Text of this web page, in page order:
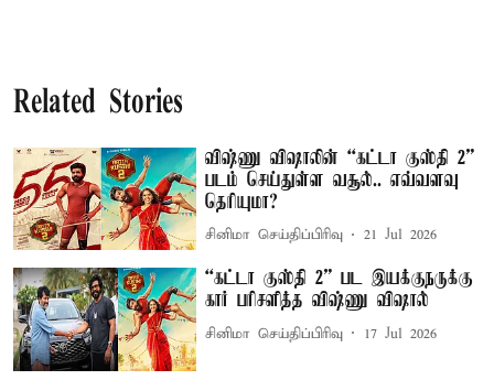
Related Stories
விஷ்ணு விஷாலின் “கட்டா குஸ்தி 2”
படம் செய்துள்ள வசூல்.. எவ்வளவு
தெரியுமா?
சினிமா செய்திப்பிரிவு 21 Jul 2026
“கட்டா குஸ்தி 2” பட இயக்குநருக்கு
கார் பரிசளித்த விஷ்ணு விஷால்
சினிமா செய்திப்பிரிவு 17 Jul 2026